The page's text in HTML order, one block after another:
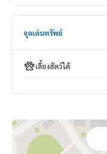
SBES-00188
จุดเด่นทรัพย์
เลี้ยงสัตว์ได้